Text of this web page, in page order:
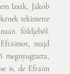
Izsák, Jákob
tekintette
földjéből.
majd
megnyugtatta,
is, de Efráim